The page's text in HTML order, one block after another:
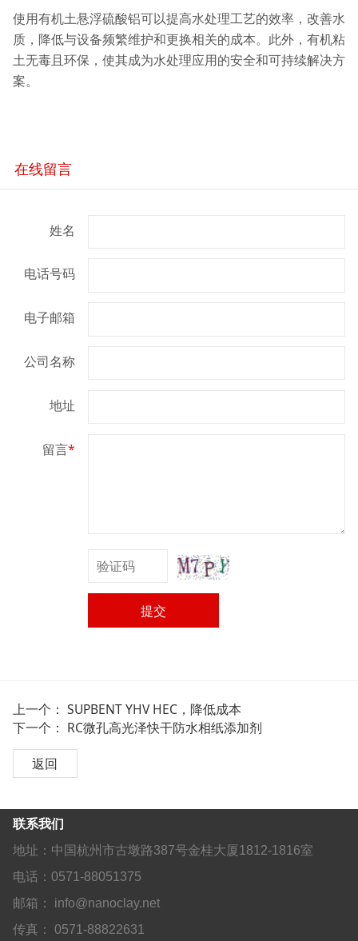
使用有机土悬浮硫酸铝可以提高水处理工艺的效率，改善水
质，降低与设备频繁维护和更换相关的成本。此外，有机粘
土无毒且环保，使其成为水处理应用的安全和可持续解决方
案。
在线留言
姓名
电话号码
电子邮箱
公司名称
地址
留言*
提交
上一个： SUPBENT YHV HEC，降低成本
下一个： RC微孔高光泽快干防水相纸添加剂
返回
联系我们
地址：中国杭州市古墩路387号金桂大厦1812-1816室
电话：0571-88051375
邮箱： info@nanoclay.net
传真： 0571-88822631